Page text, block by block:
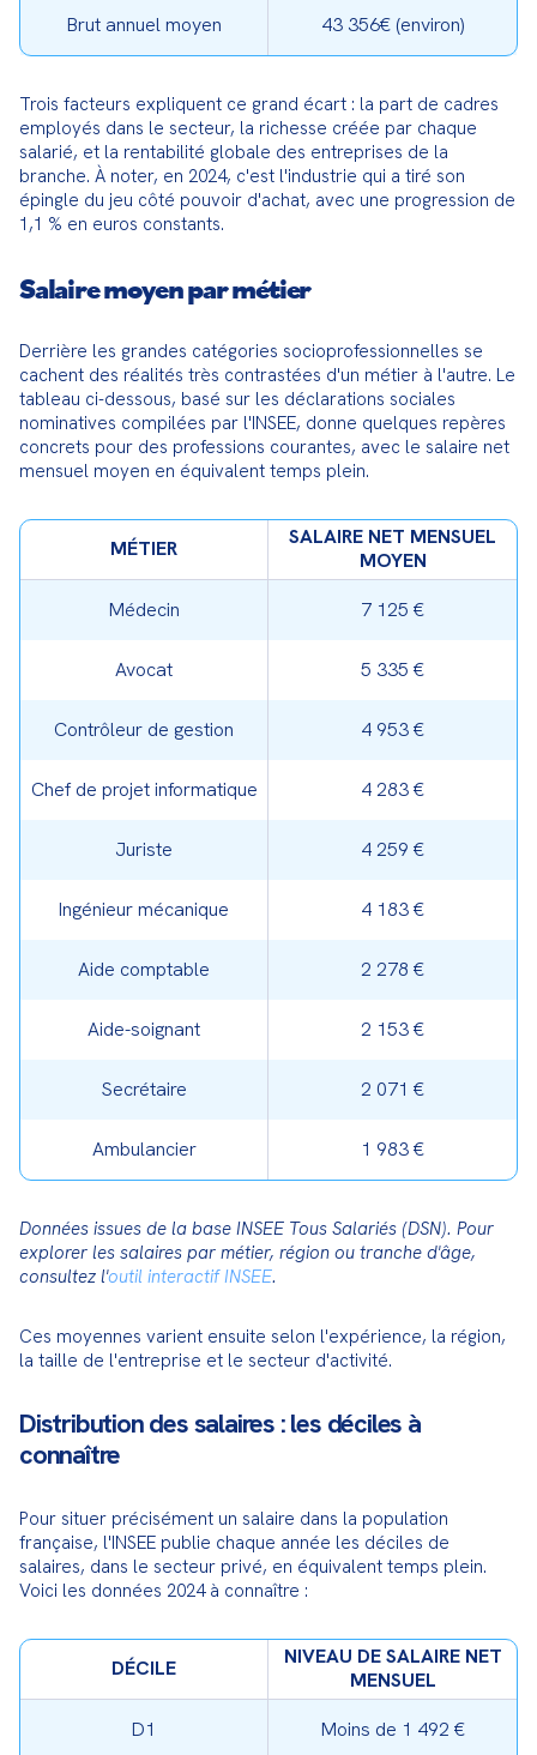
Brut annuel moyen 43 356€ (environ)
Trois facteurs expliquent ce grand écart : la part de cadres
employés dans le secteur, la richesse créée par chaque
salarié, et la rentabilité globale des entreprises de la
branche. À noter, en 2024, c'est l'industrie qui a tiré son
épingle du jeu côté pouvoir d'achat, avec une progression de
1,1 % en euros constants.
Salaire moyen par métier
Derrière les grandes catégories socioprofessionnelles se
cachent des réalités très contrastées d'un métier à l'autre. Le
tableau ci-dessous, basé sur les déclarations sociales
nominatives compilées par l'INSEE, donne quelques repères
concrets pour des professions courantes, avec le salaire net
mensuel moyen en équivalent temps plein.
MÉTIER
SALAIRE NET MENSUEL
MOYEN
Médecin
7 125 €
Avocat 5 335 €
Contrôleur de gestion 4 953 €
Chef de projet informatique 4 283 €
Juriste 4 259 €
Ingénieur mécanique 4 183 €
Aide comptable 2 278 €
Aide-soignant 2 153 €
Secrétaire 2 071 €
Ambulancier 1 983 €
Données issues de la base INSEE Tous Salariés (DSN). Pour
explorer les salaires par métier, région ou tranche d'âge,
consultez l'outil interactif INSEE.
Ces moyennes varient ensuite selon l'expérience, la région,
la taille de l'entreprise et le secteur d'activité.
Distribution des salaires : les déciles à
connaître
Pour situer précisément un salaire dans la population
française, l'INSEE publie chaque année les déciles de
salaires, dans le secteur privé, en équivalent temps plein.
Voici les données 2024 à connaître :
DÉCILE
NIVEAU DE SALAIRE NET
MENSUEL
D1
Moins de 1 492 €